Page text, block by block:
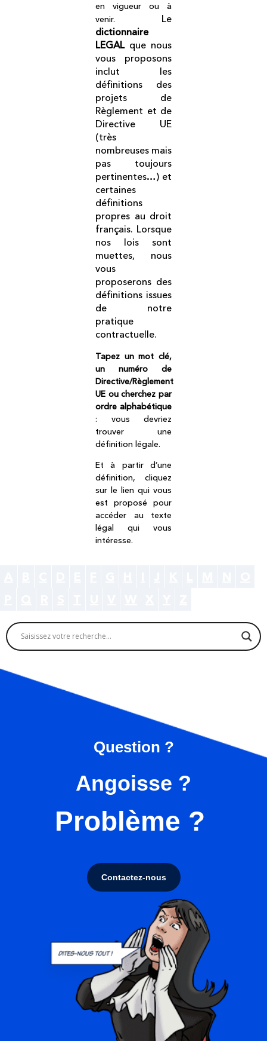
en vigueur ou à
venir. Le
dictionnaire
LEGAL que nous
vous proposons
inclut les
définitions des
projets de
Règlement et de
Directive UE
(très
nombreuses mais
pas toujours
pertinentes…) et
certaines
définitions
propres au droit
français. Lorsque
nos lois sont
muettes, nous
vous
proposerons des
définitions issues
de notre
pratique
contractuelle.
Tapez un mot clé,
un numéro de
Directive/Règlement
UE ou cherchez par
ordre alphabétique
: vous devriez
trouver une
définition légale.
Et à partir d’une
définition, cliquez
sur le lien qui vous
est proposé pour
accéder au texte
légal qui vous
intéresse.
Question ?
Angoisse ?
Problème ?
Contactez-nous